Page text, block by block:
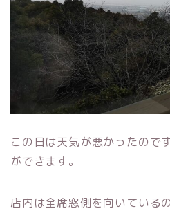
この日は天気が悪かったので
ができます。
店内は全席窓側を向いている